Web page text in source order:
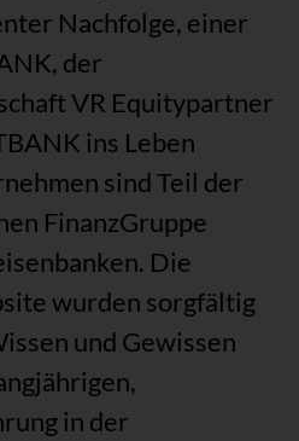
Nachfolge, einer
der
VR Equitypartner
ins Leben
sind Teil der
FinanzGruppe
Die
wurden sorgfältig
und Gewissen
in der